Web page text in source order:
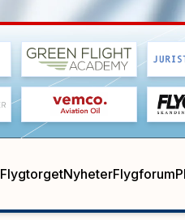
FlygtorgetNyheterFlygforum